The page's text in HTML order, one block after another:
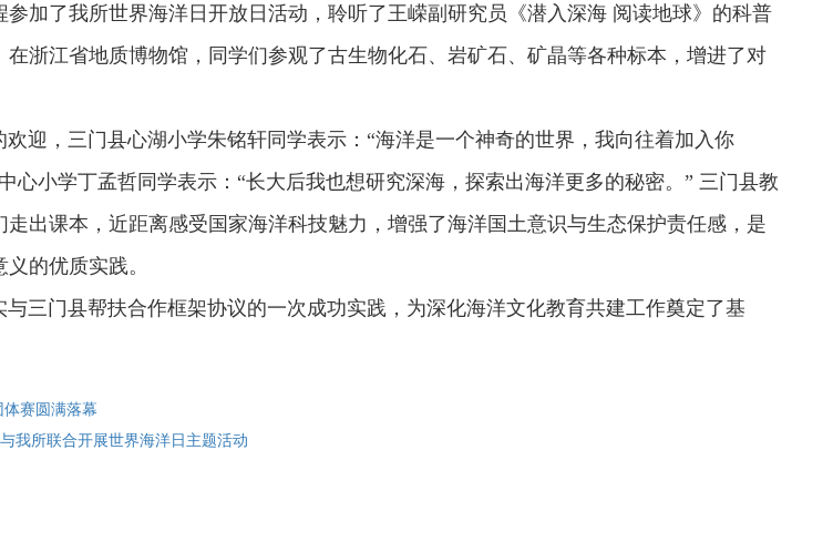
参加了我所世界海洋日开放日活动，聆听了王嵘副研究员《潜入深海 阅读地球》的科普
在浙江省地质博物馆，同学们参观了古生物化石、岩矿石、矿晶等各种标本，增进了对
，三门县心湖小学朱铭轩同学表示：“海洋是一个神奇的世界，我向往着加入你
心小学丁孟哲同学表示：“长大后我也想研究深海，探索出海洋更多的秘密。” 三门县教
出课本，近距离感受国家海洋科技魅力，增强了海洋国土意识与生态保护责任感，是
的优质实践。
门县帮扶合作框架协议的一次成功实践，为深化海洋文化教育共建工作奠定了基
赛圆满落幕
我所联合开展世界海洋日主题活动